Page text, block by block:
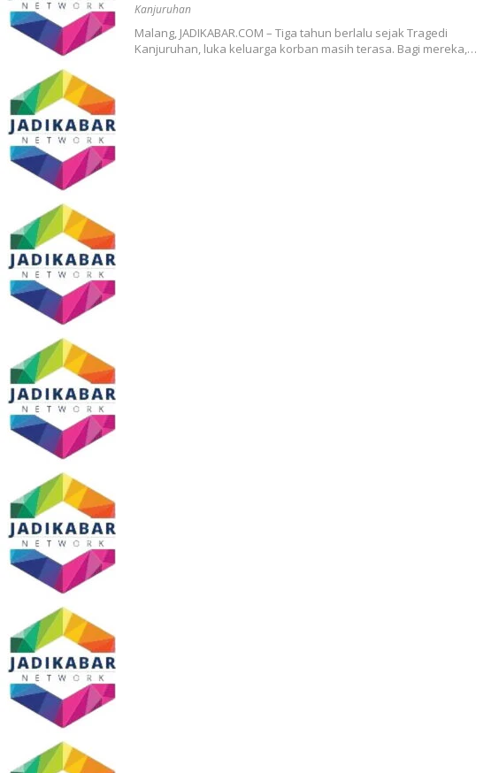
Kanjuruhan
Malang, JADIKABAR.COM – Tiga tahun berlalu sejak Tragedi
Kanjuruhan, luka keluarga korban masih terasa. Bagi mereka,…